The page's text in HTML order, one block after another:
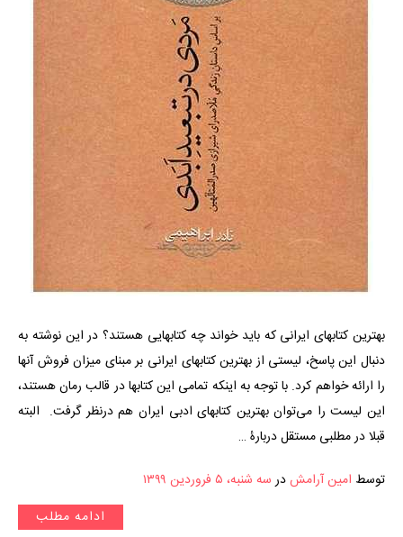
بهترین کتابهای ایرانی که باید خواند چه کتابهایی هستند؟ در این نوشته به
دنبال این پاسخ، لیستی از بهترین کتابهای ایرانی بر مبنای میزان فروش آنها
را ارائه خواهم کرد. با توجه به اینکه تمامی این کتابها در قالب رمان هستند،
این لیست را می‌توان بهترین کتابهای ادبی ایران هم درنظر گرفت. البته
قبلا در مطلبی مستقل دربارۀ …
توسط امین آرامشدرسه شنبه، ۵ فروردین ۱۳۹۹
ادامه مطلب